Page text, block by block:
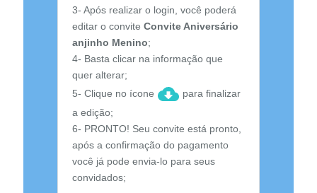
3- Após realizar o login, você poderá
editar o convite Convite Aniversário
anjinho Menino;
4- Basta clicar na informação que
quer alterar;
5- Clique no ícone
para finalizar
a edição;
6- PRONTO! Seu convite está pronto,
após a confirmação do pagamento
você já pode envia-lo para seus
convidados;